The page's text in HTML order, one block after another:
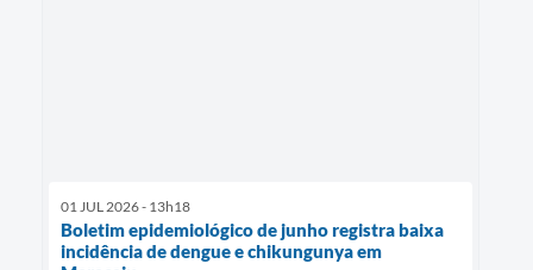
01 JUL 2026 - 13h18
Boletim epidemiológico de junho registra baixa
incidência de dengue e chikungunya em